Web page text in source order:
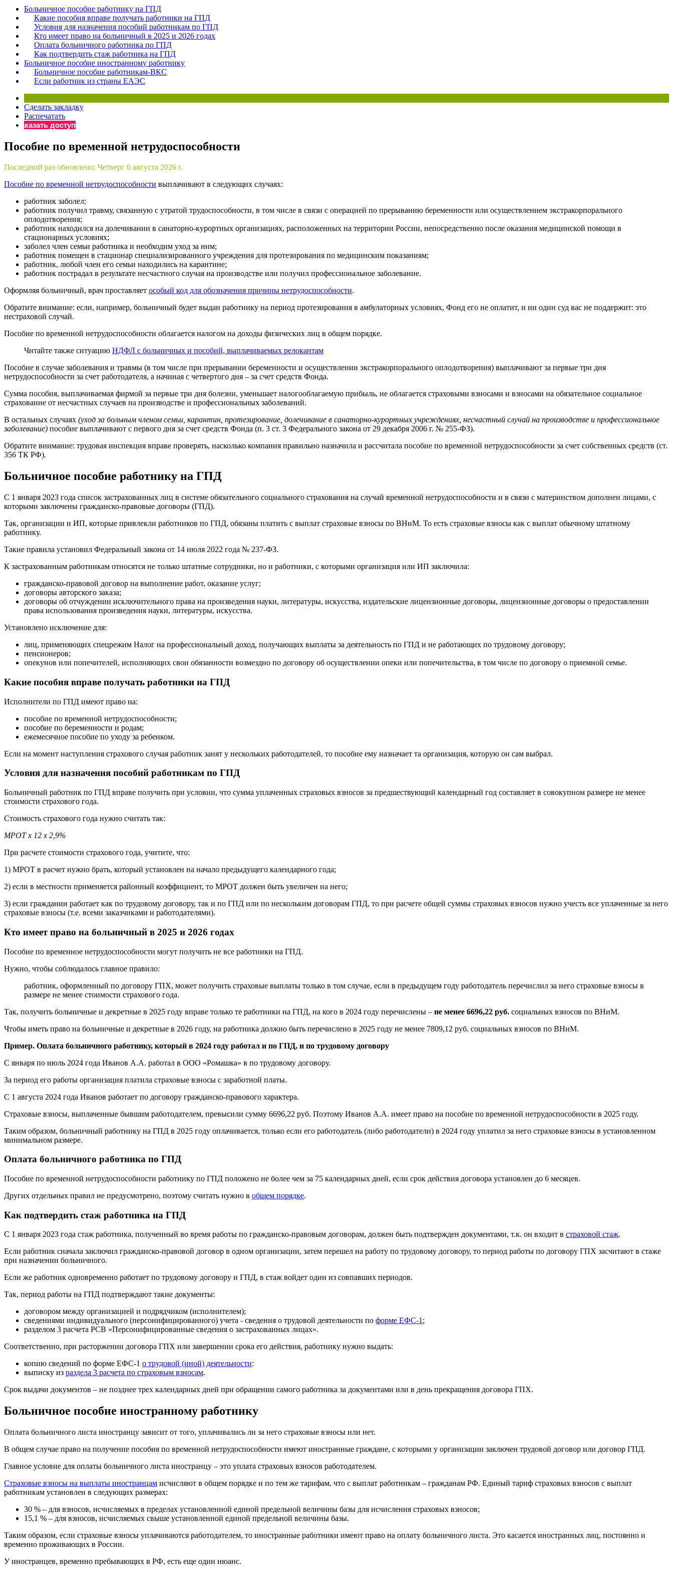
«Практическая энциклопедия бухгалтера»
Материалы электронного журнала
«Практическая бухгалтерия»
Больничное пособие работнику на ГПД
Какие пособия вправе получать работники на ГПД
Условия для назначения пособий работникам по ГПД
Кто имеет право на больничный в 2025 и 2026 годах
Оплата больничного работника по ГПД
Как подтвердить стаж работника на ГПД
Больничное пособие иностранному работнику
Больничное пособие работникам-ВКС
Если работник из страны ЕАЭС
Сделать закладку
Распечатать
Заказать доступ
Пособие по временной нетрудоспособности
Последний раз обновлено: Четверг 6 августа 2026 г.
Пособие по временной нетрудоспособности выплачивают в следующих случаях:
работник заболел;
работник получил травму, связанную с утратой трудоспособности, в том числе в связи с операцией по прерыванию беременности или осуществлением экстракорпорального
оплодотворения;
работник находился на долечивании в санаторно-курортных организациях, расположенных на территории России, непосредственно после оказания медицинской помощи в
стационарных условиях;
заболел член семьи работника и необходим уход за ним;
работник помещен в стационар специализированного учреждения для протезирования по медицинским показаниям;
работник, любой член его семьи находились на карантине;
работник пострадал в результате несчастного случая на производстве или получил профессиональное заболевание.
Оформляя больничный, врач проставляет особый код для обозначения причины нетрудоспособности.
Обратите внимание: если, например, больничный будет выдан работнику на период протезирования в амбулаторных условиях, Фонд его не оплатит, и ни один суд вас не поддержит: это
нестраховой случай.
Пособие по временной нетрудоспособности облагается налогом на доходы физических лиц в общем порядке.
Читайте также ситуацию НДФЛ с больничных и пособий, выплачиваемых релокантам
Пособие в случае заболевания и травмы (в том числе при прерывании беременности и осуществлении экстракорпорального оплодотворения) выплачивают за первые три дня
нетрудоспособности за счет работодателя, а начиная с четвертого дня – за счет средств Фонда.
Сумма пособия, выплачиваемая фирмой за первые три дня болезни, уменьшает налогооблагаемую прибыль, не облагается страховыми взносами и взносами на обязательное социальное
страхование от несчастных случаев на производстве и профессиональных заболеваний.
В остальных случаях (уход за больным членом семьи, карантин, протезирование, долечивание в санаторно-курортных учреждениях, несчастный случай на производстве и профессиональное
заболевание) пособие выплачивают с первого дня за счет средств Фонда (п. 3 ст. 3 Федерального закона от 29 декабря 2006 г. № 255-ФЗ).
Обратите внимание: трудовая инспекция вправе проверять, насколько компания правильно назначила и рассчитала пособие по временной нетрудоспособности за счет собственных средств (ст.
356 ТК РФ).
Больничное пособие работнику на ГПД
С 1 января 2023 года список застрахованных лиц в системе обязательного социального страхования на случай временной нетрудоспособности и в связи с материнством дополнен лицами, с
которыми заключены гражданско-правовые договоры (ГПД).
Так, организации и ИП, которые привлекли работников по ГПД, обязаны платить с выплат страховые взносы по ВНиМ. То есть страховые взносы как с выплат обычному штатному
работнику.
Такие правила установил Федеральный закона от 14 июля 2022 года № 237-ФЗ.
К застрахованным работникам относятся не только штатные сотрудники, но и работники, с которыми организация или ИП заключила:
гражданско-правовой договор на выполнение работ, оказание услуг;
договоры авторского заказа;
договоры об отчуждении исключительного права на произведения науки, литературы, искусства, издательские лицензионные договоры, лицензионные договоры о предоставлении
права использования произведения науки, литературы, искусства.
Установлено исключение для:
лиц, применяющих спецрежим Налог на профессиональный доход, получающих выплаты за деятельность по ГПД и не работающих по трудовому договору;
пенсионеров;
опекунов или попечителей, исполняющих свои обязанности возмездно по договору об осуществлении опеки или попечительства, в том числе по договору о приемной семье.
Какие пособия вправе получать работники на ГПД
Исполнители по ГПД имеют право на:
пособие по временной нетрудоспособности;
пособие по беременности и родам;
ежемесячное пособие по уходу за ребенком.
Если на момент наступления страхового случая работник занят у нескольких работодателей, то пособие ему назначает та организация, которую он сам выбрал.
Условия для назначения пособий работникам по ГПД
Больничный работник по ГПД вправе получить при условии, что сумма уплаченных страховых взносов за предшествующий календарный год составляет в совокупном размере не менее
стоимости страхового года.
Стоимость страхового года нужно считать так:
МРОТ х 12 х 2,9%
При расчете стоимости страхового года, учитите, что:
1) МРОТ в расчет нужно брать, который установлен на начало предыдущего календарного года;
2) если в местности применяется районный коэффициент, то МРОТ должен быть увеличен на него;
3) если гражданин работает как по трудовому договору, так и по ГПД или по нескольким договорам ГПД, то при расчете общей суммы страховых взносов нужно учесть все уплаченные за него
страховые взносы (т.е. всеми заказчиками и работодателями).
Кто имеет право на больничный в 2025 и 2026 годах
Пособие по временное нетрудоспособности могут получить не все работники на ГПД.
Нужно, чтобы соблюдалось главное правило:
работник, оформленный по договору ГПХ, может получить страховые выплаты только в том случае, если в предыдущем году работодатель перечислил за него страховые взносы в
размере не менее стоимости страхового года.
Так, получить больничные и декретные в 2025 году вправе только те работники на ГПД, на кого в 2024 году перечислены – не менее 6696,22 руб. социальных взносов по ВНиМ.
Чтобы иметь право на больничные и декретные в 2026 году, на работника должно быть перечислено в 2025 году не менее 7809,12 руб. социальных взносов по ВНиМ.
Пример. Оплата больничного работнику, который в 2024 году работал и по ГПД, и по трудовому договору
С января по июль 2024 года Иванов А.А. работал в ООО «Ромашка» в по трудовому договору.
За период его работы организация платила страховые взносы с заработной платы.
С 1 августа 2024 года Иванов работает по договору гражданско-правового характера.
Страховые взносы, выплаченные бывшим работодателем, превысили сумму 6696,22 руб. Поэтому Иванов А.А. имеет право на пособие по временной нетрудоспособности в 2025 году.
Таким образом, больничный работнику на ГПД в 2025 году оплачивается, только если его работодатель (либо работодатели) в 2024 году уплатил за него страховые взносы в установленном
минимальном размере.
Оплата больничного работника по ГПД
Пособие по временной нетрудоспособности работнику по ГПД положено не более чем за 75 календарных дней, если срок действия договора установлен до 6 месяцев.
Других отдельных правил не предусмотрено, поэтому считать нужно в общем порядке.
Как подтвердить стаж работника на ГПД
С 1 января 2023 года стаж работника, полученный во время работы по гражданско-правовым договорам, должен быть подтвержден документами, т.к. он входит в страховой стаж.
Если работник сначала заключил гражданско-правовой договор в одном организации, затем перешел на работу по трудовому договору, то период работы по договору ГПХ засчитают в стаже
при назначении больничного.
Если же работник одновременно работает по трудовому договору и ГПД, в стаж войдет один из совпавших периодов.
Так, период работы на ГПД подтверждают такие документы:
договором между организацией и подрядчиком (исполнителем);
сведениями индивидуального (персонифицированного) учета - сведения о трудовой деятельности по форме ЕФС-1;
разделом 3 расчета РСВ «Персонифицированные сведения о застрахованных лицах».
Соответственно, при расторжении договора ГПХ или завершении срока его действия, работнику нужно выдать:
копию сведений по форме ЕФС-1 о трудовой (иной) деятельности:
выписку из раздела 3 расчета по страховым взносам.
Срок выдачи документов – не позднее трех календарных дней при обращении самого работника за документами или в день прекращения договора ГПХ.
Больничное пособие иностранному работнику
Оплата больничного листа иностранцу зависит от того, уплачивались ли за него страховые взносы или нет.
В общем случае право на получение пособия по временной нетрудоспособности имеют иностранные граждане, с которыми у организации заключен трудовой договор или договор ГПД.
Главное условие для оплаты больничного листа иностранцу – это уплата страховых взносов работодателем.
Страховые взносы на выплаты иностранцам исчисляют в общем порядке и по тем же тарифам, что с выплат работникам – гражданам РФ. Единый тариф страховых взносов с выплат
работникам установлен в следующих размерах:
30 % – для взносов, исчисляемых в пределах установленной единой предельной величины базы для исчисления страховых взносов;
15,1 % – для взносов, исчисляемых свыше установленной единой предельной величины базы.
Таким образом, если страховые взносы уплачиваются работодателем, то иностранные работники имеют право на оплату больничного листа. Это касается иностранных лиц, постоянно и
временно проживающих в России.
У иностранцев, временно пребывающих в РФ, есть еще один нюанс.